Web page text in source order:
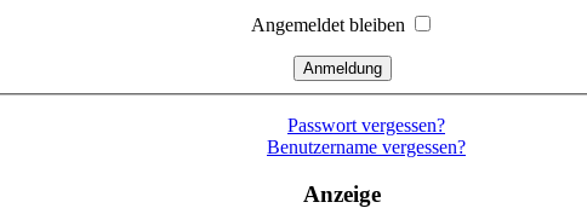
Angemeldet bleiben
Passwort vergessen?
Benutzername vergessen?
Anzeige